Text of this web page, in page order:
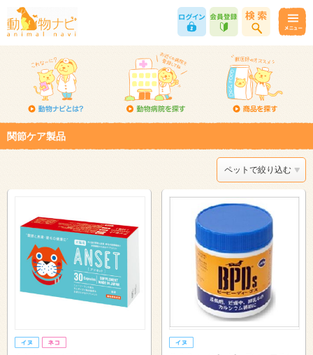
関節ケア製品
ペットで絞り込む